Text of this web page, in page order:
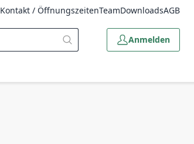
Kontakt / ÖffnungszeitenTeamDownloadsAGB
Anmelden